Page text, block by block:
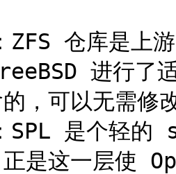
仓库是上游
进行了适
，可以无需修
是个轻的
是这一层使